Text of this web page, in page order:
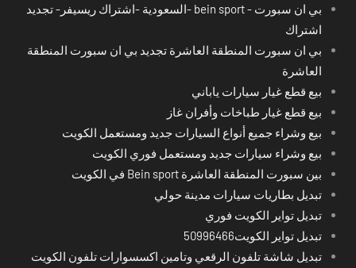
بي ان سبورت - bein sport -السعودية -اشتراك ريسيفر- تجديد
اشتراك
بي ان سبورت المنطقة العاشرة تجديد بي ان سبورت المنطقة
العاشرة
بيع قطع غيار سيارات ياباني
بيع قطع غيار طباخات وأفران غاز
بيع وشراء جميع أنواع السيارات جديد ومستعمل الكويت
بيع وشراء سيارات جديد ومستعمل فوري الكويت
بين سبورت المنطقة العاشرة Bein sport في الكويت
تبديل بطاريات سيارات مدينة حولي
تبديل تواير الكويت فوري
تبديل تواير الكويت50996466
تبديل شاشة تلفون الرقعي وتامين اكسسوارات تلفون الكويت